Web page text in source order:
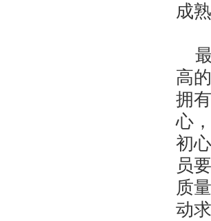
成
最
高
拥
心
初
员
质
动